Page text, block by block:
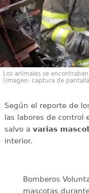
Los animales se
(Imagen: captura de
Según el reporte de
las labores de control
salvo a varias
interior.
Bomberos
mascotas